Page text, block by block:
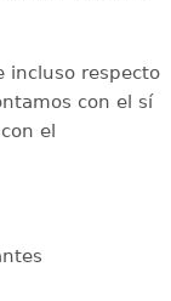
incluso respecto
con el sí
el